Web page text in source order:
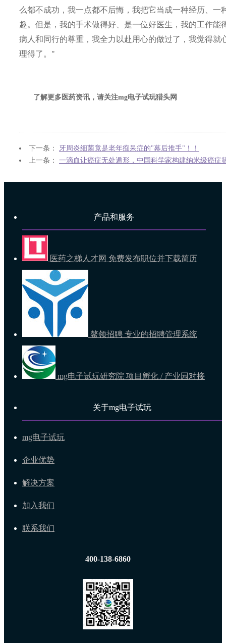
么都不成功，我一点都不后悔，我把它当成一种经历、一
趣。但是，我的手术做得好、是一位好医生，我的工作能
病人和同行的尊重，我全力以赴用心的做过了，我觉得就
理得了。"
了解更多医药资讯，请关注mg电子试玩猎头网
下一条： 牙周炎细菌竟是老年痴呆症的"幕后推手"！！
上一条： 一滴血让癌症无处遁形，中国科学家构建纳米级癌症
产品和服务
医药之梯人才网 免费发布职位并下载简历
鳌领招聘 专业的招聘管理系统
mg电子试玩研究院 项目孵化 / 产业园对接
关于mg电子试玩
mg电子试玩
企业优势
解决方案
加入我们
联系我们
400-138-6860